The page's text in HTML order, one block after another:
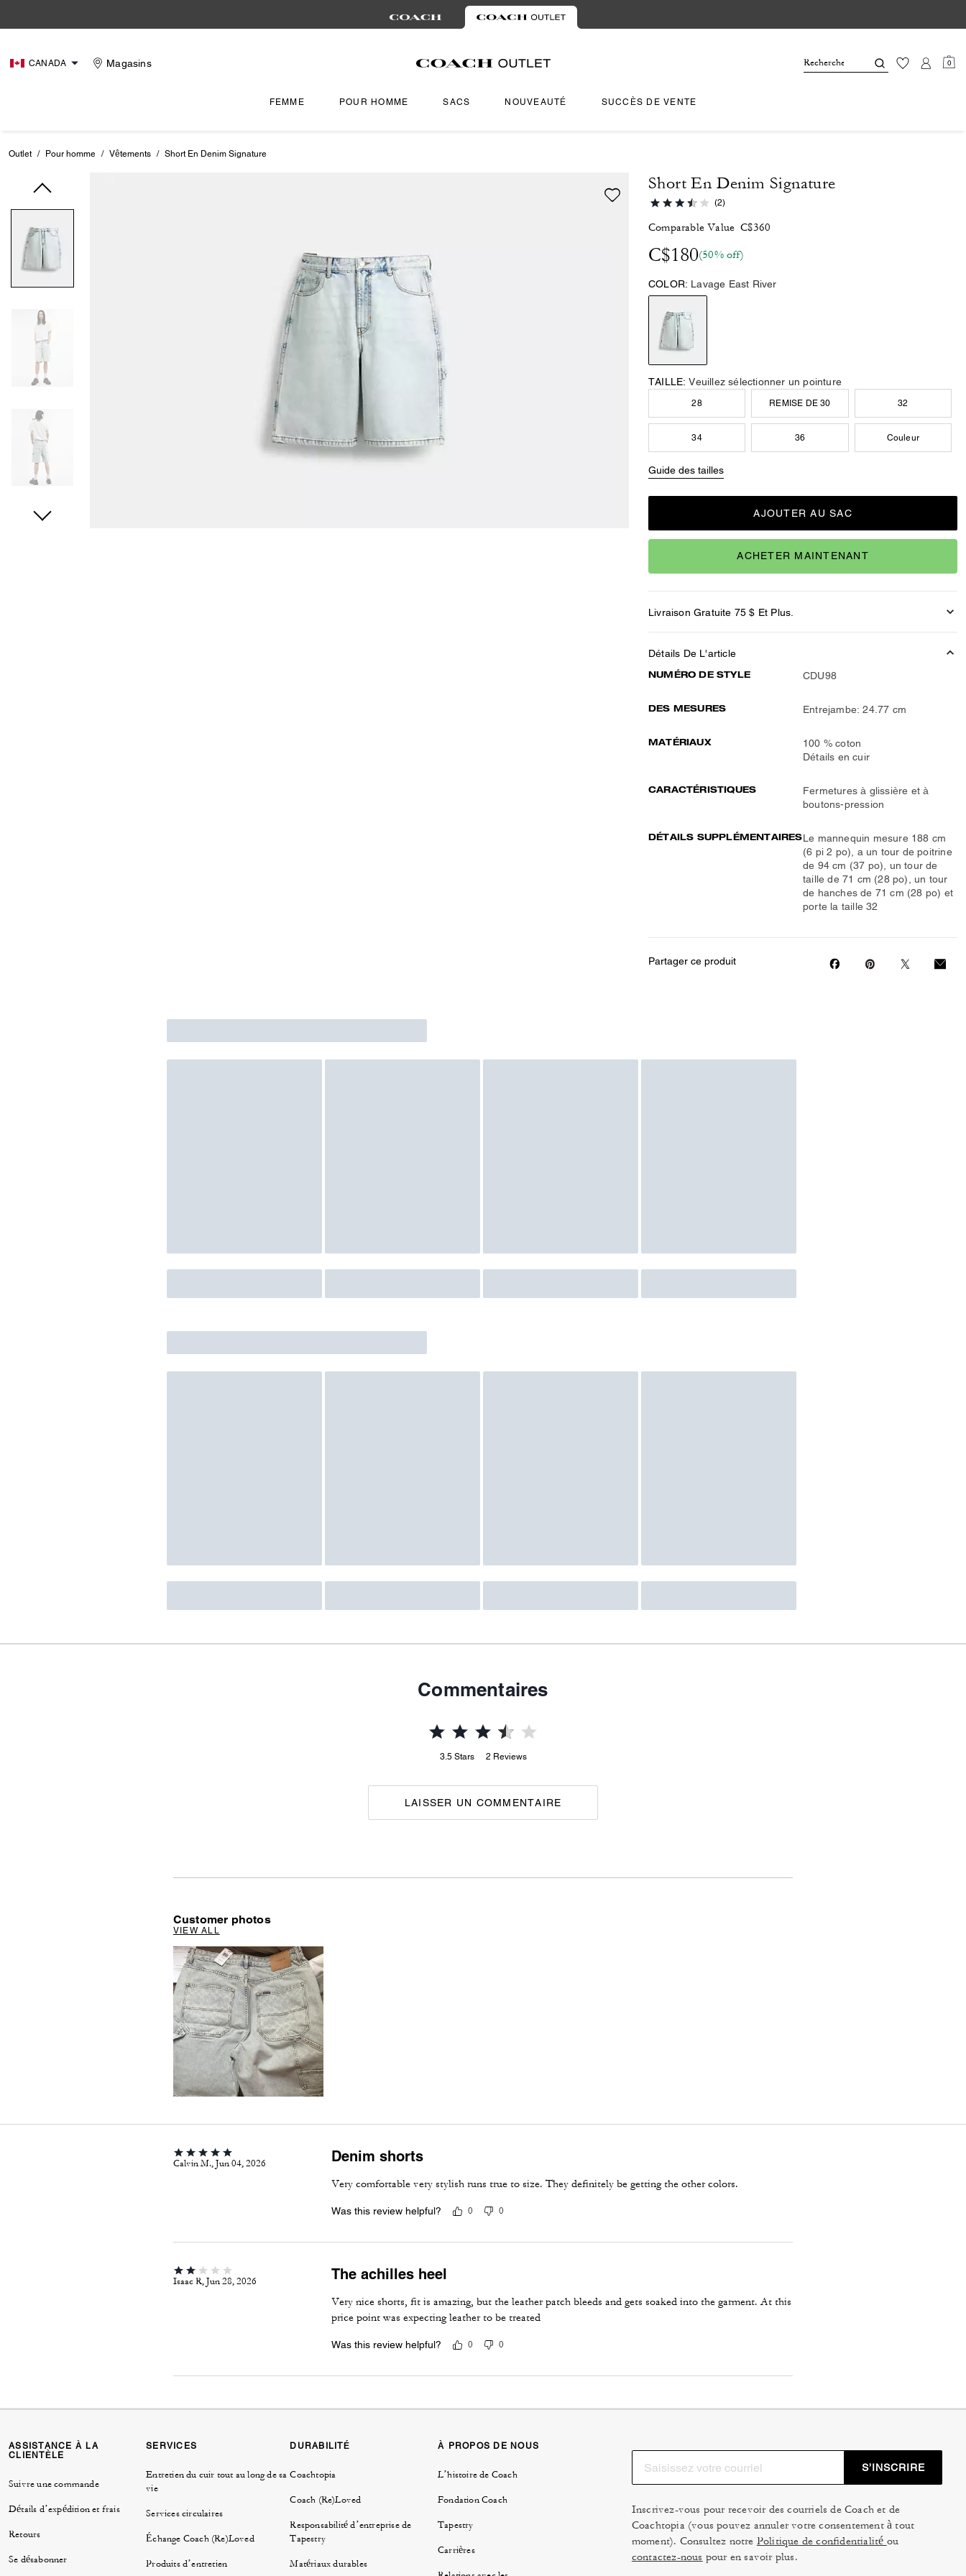
CANADA Magasins 0
FEMME POUR HOMME SACS NOUVEAUTÉ SUCCÈS DE VENTE
Outlet / Pour homme / Vêtements / Short En Denim Signature
Short En Denim Signature
(2)
Comparable Value C$360
C$180(50% off)
COLOR: Lavage East River
TAILLE: Veuillez sélectionner un pointure
28 REMISE DE 30 32
34 36 Couleur
Guide des tailles
AJOUTER AU SAC
ACHETER MAINTENANT
Livraison Gratuite 75 $ Et Plus.
Détails De L'article
NUMÉRO DE STYLE CDU98
DES MESURES Entrejambe: 24.77 cm
MATÉRIAUX
100 % coton
Détails en cuir
CARACTÉRISTIQUES
Fermetures à glissière et à
boutons-pression
DÉTAILS SUPPLÉMENTAIRESLe mannequin mesure 188 cm
(6 pi 2 po), a un tour de poitrine
de 94 cm (37 po), un tour de
taille de 71 cm (28 po), un tour
de hanches de 71 cm (28 po) et
porte la taille 32
Partager ce produit
Commentaires
3.5 Stars 2 Reviews
LAISSER UN COMMENTAIRE
Customer photos
VIEW ALL
Calvin M., Jun 04, 2026 Denim shorts
Very comfortable very stylish runs true to size. They definitely be getting the other colors.
Was this review helpful? 0 0
Isaac R, Jun 28, 2026 The achilles heel
Very nice shorts, fit is amazing, but the leather patch bleeds and gets soaked into the garment. At this
price point was expecting leather to be treated
Was this review helpful? 0 0
ASSISTANCE À LA
CLIENTÈLE
Suivre une commande
Détails d’expédition et frais
Retours
Se désabonner
SERVICES
Entretien du cuir tout au long de sa
vie
Services circulaires
Échange Coach (Re)Loved
Produits d’entretien
DURABILITÉ
Coachtopia
Coach (Re)Loved
Responsabilité d’entreprise de
Tapestry
Matériaux durables
À PROPOS DE NOUS
L’histoire de Coach
Fondation Coach
Tapestry
Carrières
S’INSCRIRE
Inscrivez-vous pour recevoir des courriels de Coach et de
Coachtopia (vous pouvez annuler votre consentement à tout
moment). Consultez notre Politique de confidentialité ou
contactez-nous pour en savoir plus.